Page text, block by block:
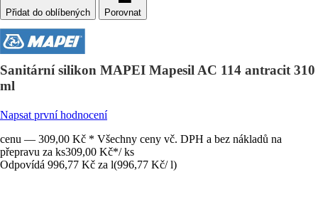
Porovnat
Sanitární silikon MAPEI Mapesil AC 114 antracit 310
ml
Napsat první hodnocení
cenu — 309,00 Kč * Všechny ceny vč. DPH a bez nákladů na
přepravu za ks309,00 Kč*/ ks
Odpovídá 996,77 Kč za l(996,77 Kč/ l)